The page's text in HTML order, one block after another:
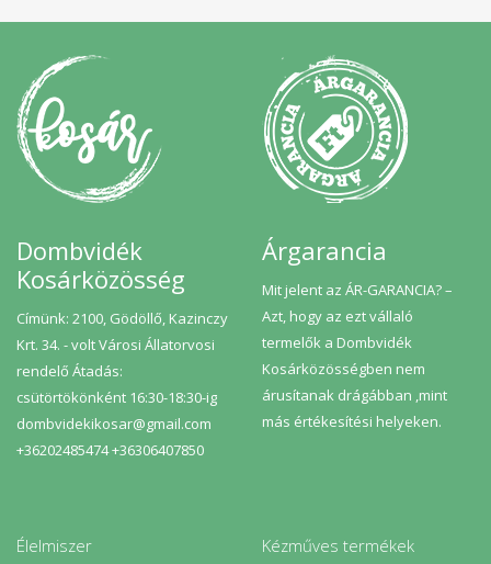
Dombvidék
Kosárközösség
Címünk: 2100, Gödöllő, Kazinczy
Krt. 34. - volt Városi Állatorvosi
rendelő Átadás:
csütörtökönként 16:30-18:30-ig
dombvidekikosar@gmail.com
+36202485474 +36306407850
Árgarancia
Mit jelent az ÁR-GARANCIA? –
Azt, hogy az ezt vállaló
termelők a Dombvidék
Kosárközösségben nem
árusítanak drágábban ,mint
más értékesítési helyeken.
Élelmiszer Kézműves termékek